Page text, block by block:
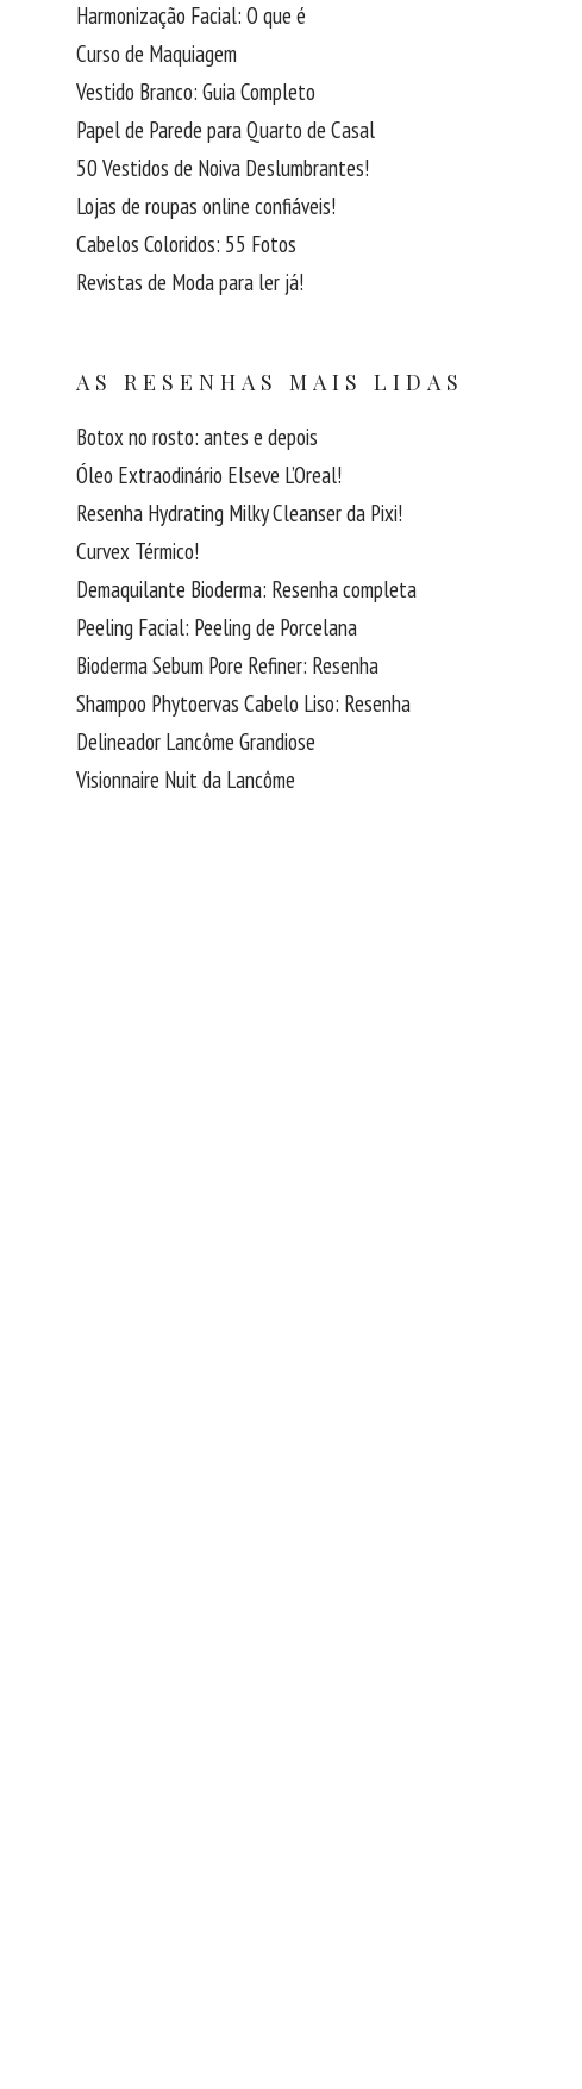
Harmonização Facial: O que é
Curso de Maquiagem
Vestido Branco: Guia Completo
Papel de Parede para Quarto de Casal
50 Vestidos de Noiva Deslumbrantes!
Lojas de roupas online confiáveis!
Cabelos Coloridos: 55 Fotos
Revistas de Moda para ler já!
AS RESENHAS MAIS LIDAS
Botox no rosto: antes e depois
Óleo Extraodinário Elseve L’Oreal!
Resenha Hydrating Milky Cleanser da Pixi!
Curvex Térmico!
Demaquilante Bioderma: Resenha completa
Peeling Facial: Peeling de Porcelana
Bioderma Sebum Pore Refiner: Resenha
Shampoo Phytoervas Cabelo Liso: Resenha
Delineador Lancôme Grandiose
Visionnaire Nuit da Lancôme